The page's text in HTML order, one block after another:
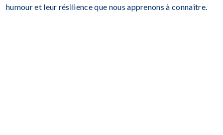
humour et leur résilience que nous apprenons à connaître.